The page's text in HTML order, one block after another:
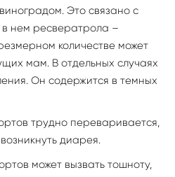
Это связано с
нем ресвератрола –
количестве может
мам. В отдельных случаях
Он содержится в темных
трудно переваривается,
диарея.
может вызвать тошноту,